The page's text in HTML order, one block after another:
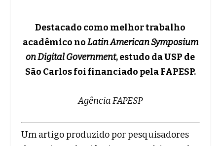
Destacado como melhor trabalho
acadêmico noLatin American Symposium
on Digital Government, estudo da USP de
São Carlos foi financiado pela FAPESP.
Agência FAPESP
Um artigo produzido por pesquisadores